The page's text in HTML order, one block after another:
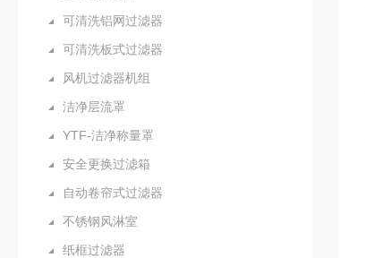
可清洗铝网过滤器
可清洗板式过滤器
风机过滤器机组
洁净层流罩
YTF-洁净称量罩
安全更换过滤箱
自动卷帘式过滤器
不锈钢风淋室
纸框过滤器